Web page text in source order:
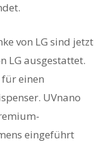
von LG sind jetzt
LG ausgestattet.
einen
UVnano
eingeführt